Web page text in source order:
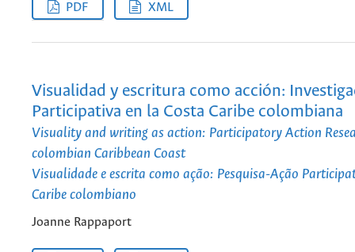
PDF XML
Visualidad y escritura como acción:
Participativa en la Costa Caribe colombiana
Visuality and writing as action: Participatory Action
colombian Caribbean Coast
Visualidade e escrita como ação: Pesquisa-Ação
Caribe colombiano
Joanne Rappaport